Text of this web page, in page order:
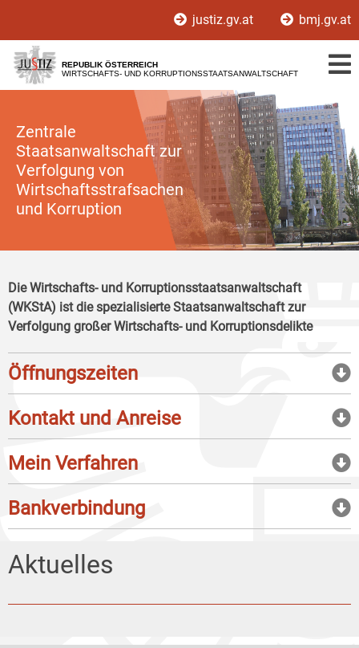
[1]
[2]
justiz.gv.at bmj.gv.at
REPUBLIK ÖSTERREICH
WIRTSCHAFTS- UND KORRUPTIONSSTAATSANWALTSCHAFT
Zentrale
Staatsanwaltschaft zur
Verfolgung von
Wirtschaftsstrafsachen
und Korruption
Die Wirtschafts- und Korruptionsstaatsanwaltschaft
(WKStA) ist die spezialisierte Staatsanwaltschaft zur
Verfolgung großer Wirtschafts- und Korruptionsdelikte
Öffnungszeiten
Kontakt und Anreise
Mein Verfahren
Bankverbindung
Aktuelles